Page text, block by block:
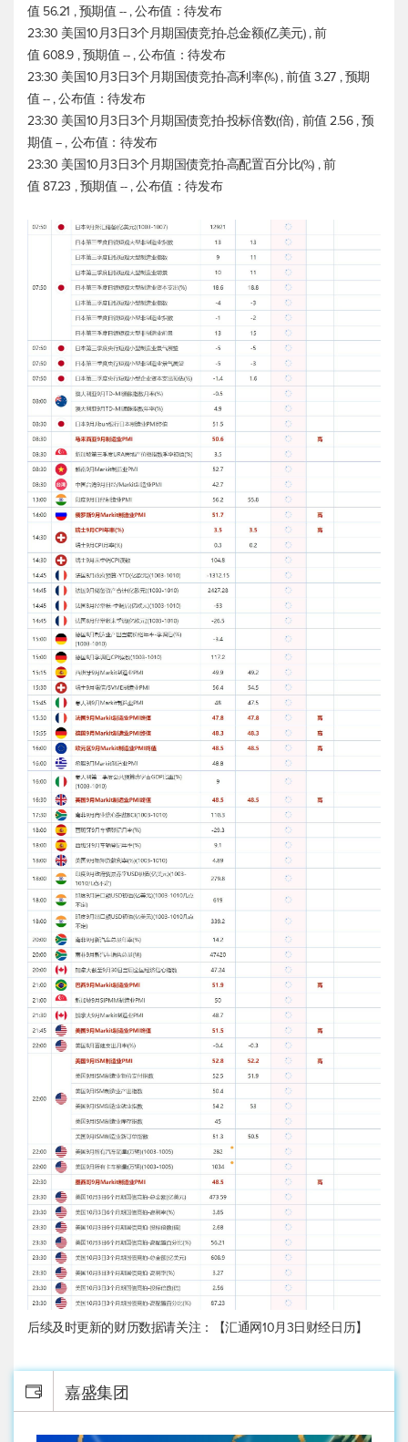
值 56.21 , 预期值 -- , 公布值：待发布
23:30 美国10月3日3个月期国债竞拍-总金额(亿美元) , 前
值 608.9 , 预期值 -- , 公布值：待发布
23:30 美国10月3日3个月期国债竞拍-高利率(%) , 前值 3.27 , 预期
值 -- , 公布值：待发布
23:30 美国10月3日3个月期国债竞拍-投标倍数(倍) , 前值 2.56 , 预
期值 -- , 公布值：待发布
23:30 美国10月3日3个月期国债竞拍-高配置百分比(%) , 前
值 87.23 , 预期值 -- , 公布值：待发布
后续及时更新的财历数据请关注：【汇通网10月3日财经日历】
嘉盛集团